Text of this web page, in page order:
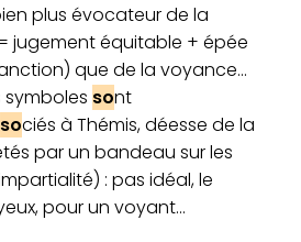
plus évocateur de la
jugement équitable + épée
que de la voyance...
sont
sociés à Thémis, déesse de la
par un bandeau sur les
: pas idéal, le
pour un voyant...